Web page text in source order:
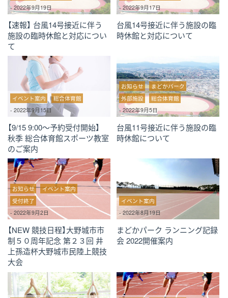
-2022年9月19日
【速報】 台風14号接近に伴う
施設の臨時休館と対応につい
て
-2022年9月17日
台風14号接近に伴う施設の臨
時休館と対応について
イベント案内
総合体育館
-2022年9月15日
【9/15 9:00～予約受付開始】
秋季 総合体育館スポーツ教室
のご案内
お知らせ
まどかパーク
外部施設
総合体育館
-2022年9月5日
台風11号接近に伴う施設の臨
時休館について
お知らせ
イベント案内
受付終了
-2022年9月2日
【NEW 競技日程】大野城市市
制５０周年記念 第２３回 井
上孫造杯大野城市民陸上競技
大会
イベント案内
-2022年8月19日
まどかパーク ランニング記録
会 2022開催案内